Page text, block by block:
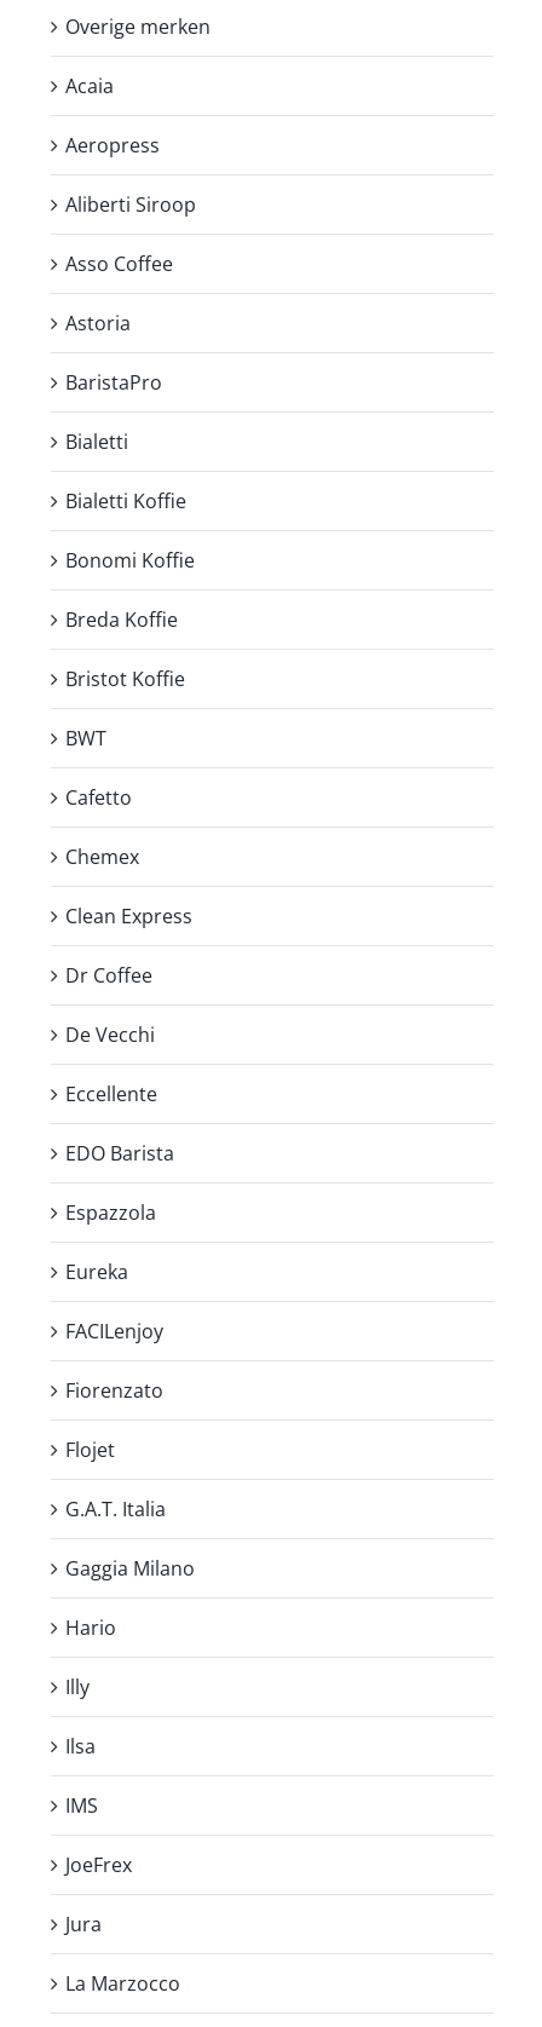
Overige merken
Acaia
Aeropress
Aliberti Siroop
Asso Coffee
Astoria
BaristaPro
Bialetti
Bialetti Koffie
Bonomi Koffie
Breda Koffie
Bristot Koffie
BWT
Cafetto
Chemex
Clean Express
Dr Coffee
De Vecchi
Eccellente
EDO Barista
Espazzola
Eureka
FACILenjoy
Fiorenzato
Flojet
G.A.T. Italia
Gaggia Milano
Hario
Illy
Ilsa
IMS
JoeFrex
Jura
La Marzocco